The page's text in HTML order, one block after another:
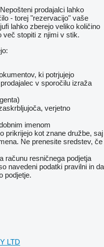
prodajalci lahko
- torej "rezervacijo" vaše
lahko zberejo veliko količino
več stopiti z njimi v stik.
ki potrjujejo
v sporočilu izraža
verjetno
imenom
prikrijejo kot znane družbe, saj
Ne prenesite sredstev, če
računu resničnega podjetja
navedeni podatki pravilni in da
podjetje.
LTD